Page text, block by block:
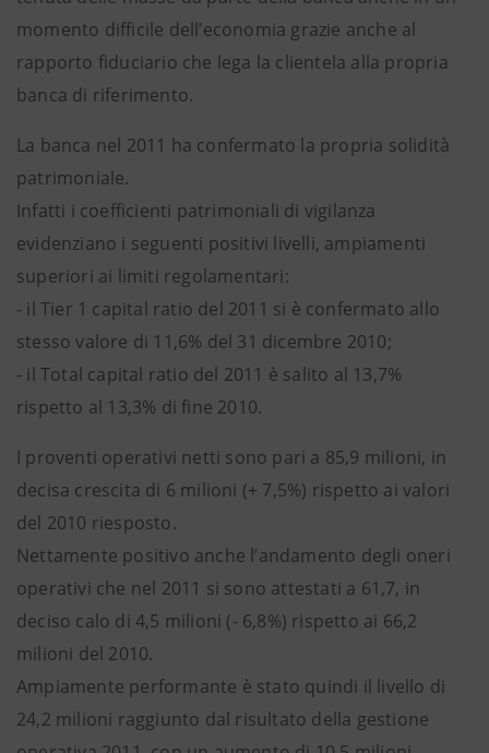
momento difficile dell’economia grazie anche al
rapporto fiduciario che lega la clientela alla propria
banca di riferimento.
La banca nel 2011 ha confermato la propria solidità
patrimoniale.
Infatti i coefficienti patrimoniali di vigilanza
evidenziano i seguenti positivi livelli, ampiamenti
superiori ai limiti regolamentari:
- il Tier 1 capital ratio del 2011 si è confermato allo
stesso valore di 11,6% del 31 dicembre 2010;
- il Total capital ratio del 2011 è salito al 13,7%
rispetto al 13,3% di fine 2010.
I proventi operativi netti sono pari a 85,9 milioni, in
decisa crescita di 6 milioni (+ 7,5%) rispetto ai valori
del 2010 riesposto.
Nettamente positivo anche l’andamento degli oneri
operativi che nel 2011 si sono attestati a 61,7, in
deciso calo di 4,5 milioni (- 6,8%) rispetto ai 66,2
milioni del 2010.
Ampiamente performante è stato quindi il livello di
24,2 milioni raggiunto dal risultato della gestione